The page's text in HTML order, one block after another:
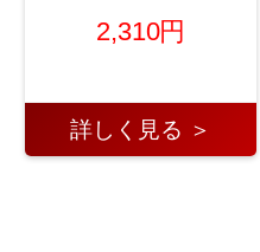
2,310円
詳しく見る ＞